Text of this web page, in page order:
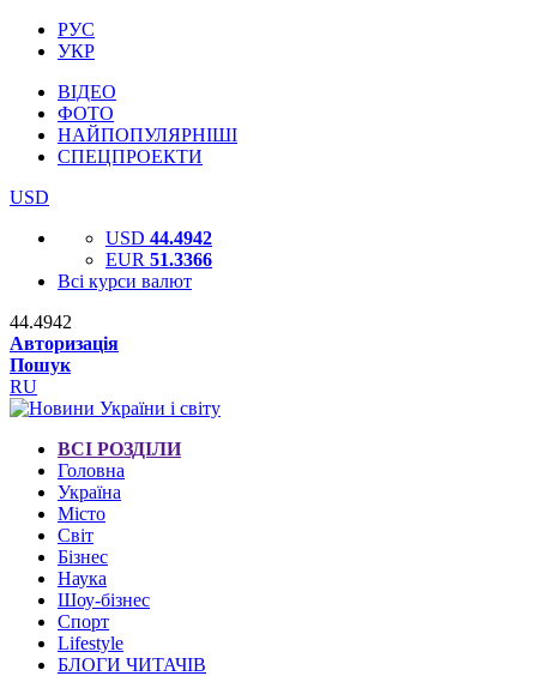
РУС
УКР
ВІДЕО
ФОТО
НАЙПОПУЛЯРНІШІ
СПЕЦПРОЕКТИ
USD
USD 44.4942
EUR 51.3366
Всі курси валют
44.4942
Авторизація
Пошук
RU
ВСІ РОЗДІЛИ
Головна
Україна
Місто
Світ
Бізнес
Наука
Шоу-бізнес
Спорт
Lifestyle
БЛОГИ ЧИТАЧІВ